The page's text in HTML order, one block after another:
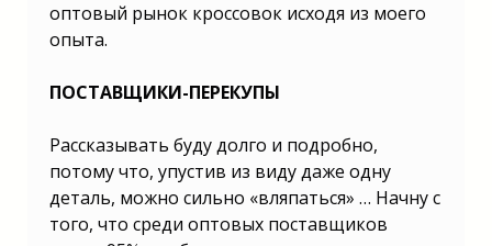
оптовый рынок кроссовок исходя из моего
опыта.
ПОСТАВЩИКИ-ПЕРЕКУПЫ
Рассказывать буду долго и подробно,
потому что, упустив из виду даже одну
деталь, можно сильно «вляпаться» … Начну с
того, что среди оптовых поставщиков